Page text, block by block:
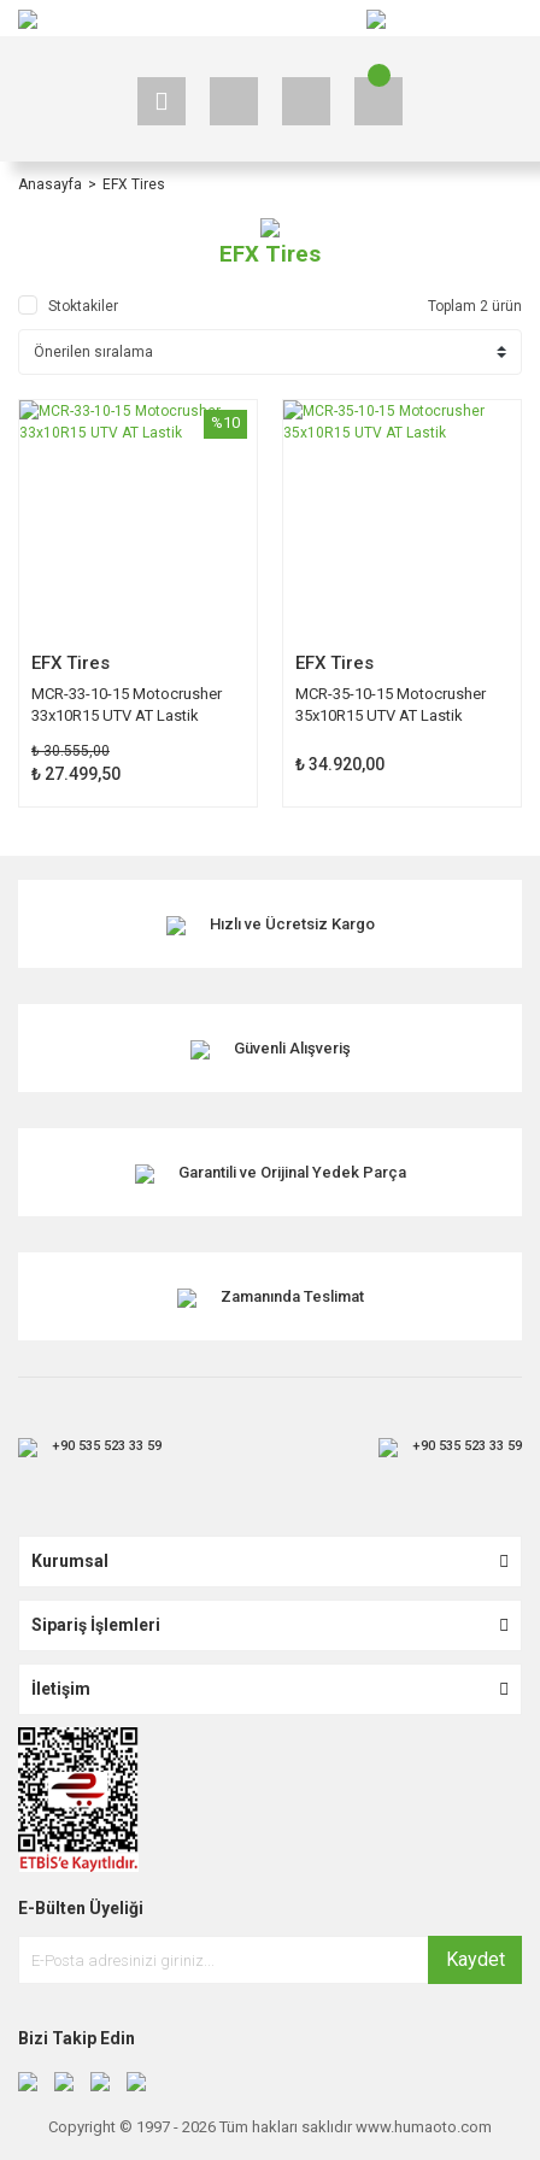
Anasayfa EFX Tires
EFX Tires
Stoktakiler Toplam 2 ürün
EFX Tires
MCR-33-10-15 Motocrusher
33x10R15 UTV AT Lastik
%10
₺ 30.555,00
₺ 27.499,50
EFX Tires
MCR-35-10-15 Motocrusher
35x10R15 UTV AT Lastik
₺ 34.920,00
Hızlı ve Ücretsiz Kargo
Güvenli Alışveriş
Garantili ve Orijinal Yedek Parça
Zamanında Teslimat
+90 535 523 33 59 +90 535 523 33 59
Kurumsal
Sipariş İşlemleri
İletişim
E-Bülten Üyeliği
Kaydet
Bizi Takip Edin
Copyright © 1997 - 2026 Tüm hakları saklıdır www.humaoto.com